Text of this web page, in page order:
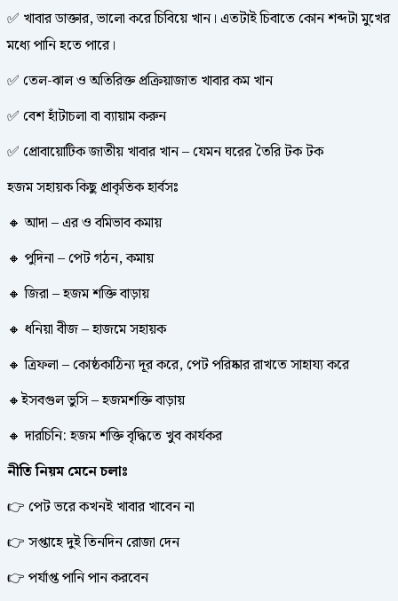
✅ খাবার ডাক্তার, ভালো করে চিবিয়ে খান। এতটাই চিবাতে কোন শব্দটা মুখের
মধ্যে পানি হতে পারে।
✅ তেল-ঝাল ও অতিরিক্ত প্রক্রিয়াজাত খাবার কম খান
✅ বেশ হাঁটাচলা বা ব্যায়াম করুন
✅ প্রোবায়োটিক জাতীয় খাবার খান – যেমন ঘরের তৈরি টক টক
হজম সহায়ক কিছু প্রাকৃতিক হার্বসঃ
🔸 আদা – এর ও বমিভাব কমায়
🔸 পুদিনা – পেট গঠন, কমায়
🔸 জিরা – হজম শক্তি বাড়ায়
🔸 ধনিয়া বীজ – হাজমে সহায়ক
🔸 ত্রিফলা – কোষ্ঠকাঠিন্য দূর করে, পেট পরিষ্কার রাখতে সাহায্য করে
🔸ইসবগুল ভুসি – হজমশক্তি বাড়ায়
🔸 দারচিনি: হজম শক্তি বৃদ্ধিতে খুব কার্যকর
নীতি নিয়ম মেনে চলাঃ
👉 পেট ভরে কখনই খাবার খাবেন না
👉 সপ্তাহে দুই তিনদিন রোজা দেন
👉 পর্যাপ্ত পানি পান করবেন